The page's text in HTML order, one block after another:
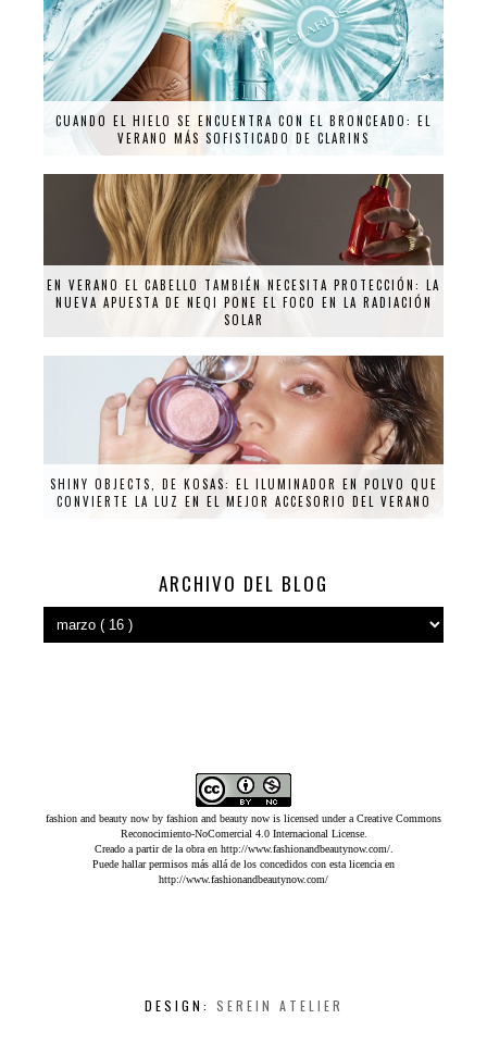
CUANDO EL HIELO SE ENCUENTRA CON EL BRONCEADO: EL
VERANO MÁS SOFISTICADO DE CLARINS
EN VERANO EL CABELLO TAMBIÉN NECESITA PROTECCIÓN: LA
NUEVA APUESTA DE NEQI PONE EL FOCO EN LA RADIACIÓN
SOLAR
SHINY OBJECTS, DE KOSAS: EL ILUMINADOR EN POLVO QUE
CONVIERTE LA LUZ EN EL MEJOR ACCESORIO DEL VERANO
ARCHIVO DEL BLOG
fashion and beauty now by fashion and beauty now is licensed under a Creative Commons
Reconocimiento-NoComercial 4.0 Internacional License.
Creado a partir de la obra en http://www.fashionandbeautynow.com/.
Puede hallar permisos más allá de los concedidos con esta licencia en
http://www.fashionandbeautynow.com/
DESIGN: SEREIN ATELIER